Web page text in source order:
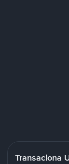
Transaciona